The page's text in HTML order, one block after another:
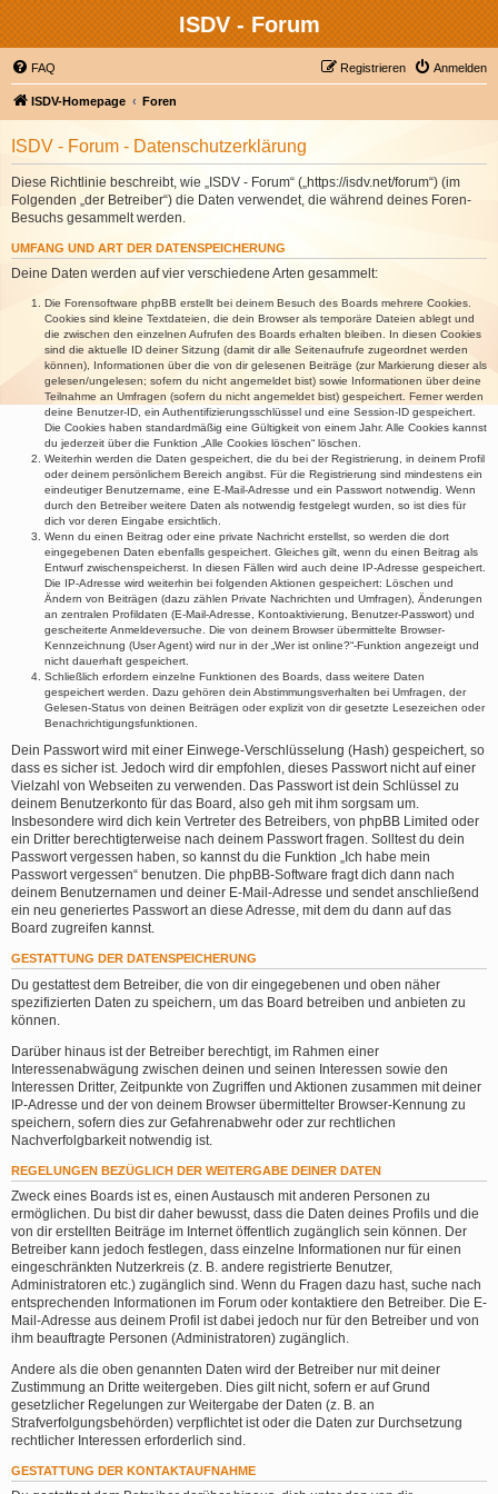
ISDV - Forum
FAQ Anmelden
Registrieren
ISDV-Homepage Foren
ISDV - Forum - Datenschutzerklärung
Diese Richtlinie beschreibt, wie „ISDV - Forum“ („https://isdv.net/forum“) (im
Folgenden „der Betreiber“) die Daten verwendet, die während deines Foren-
Besuchs gesammelt werden.
UMFANG UND ART DER DATENSPEICHERUNG
Deine Daten werden auf vier verschiedene Arten gesammelt:
Die Forensoftware phpBB erstellt bei deinem Besuch des Boards mehrere Cookies.
Cookies sind kleine Textdateien, die dein Browser als temporäre Dateien ablegt und
die zwischen den einzelnen Aufrufen des Boards erhalten bleiben. In diesen Cookies
sind die aktuelle ID deiner Sitzung (damit dir alle Seitenaufrufe zugeordnet werden
können), Informationen über die von dir gelesenen Beiträge (zur Markierung dieser als
gelesen/ungelesen; sofern du nicht angemeldet bist) sowie Informationen über deine
Teilnahme an Umfragen (sofern du nicht angemeldet bist) gespeichert. Ferner werden
deine Benutzer-ID, ein Authentifizierungsschlüssel und eine Session-ID gespeichert.
Die Cookies haben standardmäßig eine Gültigkeit von einem Jahr. Alle Cookies kannst
du jederzeit über die Funktion „Alle Cookies löschen“ löschen.
Weiterhin werden die Daten gespeichert, die du bei der Registrierung, in deinem Profil
oder deinem persönlichem Bereich angibst. Für die Registrierung sind mindestens ein
eindeutiger Benutzername, eine E-Mail-Adresse und ein Passwort notwendig. Wenn
durch den Betreiber weitere Daten als notwendig festgelegt wurden, so ist dies für
dich vor deren Eingabe ersichtlich.
Wenn du einen Beitrag oder eine private Nachricht erstellst, so werden die dort
eingegebenen Daten ebenfalls gespeichert. Gleiches gilt, wenn du einen Beitrag als
Entwurf zwischenspeicherst. In diesen Fällen wird auch deine IP-Adresse gespeichert.
Die IP-Adresse wird weiterhin bei folgenden Aktionen gespeichert: Löschen und
Ändern von Beiträgen (dazu zählen Private Nachrichten und Umfragen), Änderungen
an zentralen Profildaten (E-Mail-Adresse, Kontoaktivierung, Benutzer-Passwort) und
gescheiterte Anmeldeversuche. Die von deinem Browser übermittelte Browser-
Kennzeichnung (User Agent) wird nur in der „Wer ist online?“-Funktion angezeigt und
nicht dauerhaft gespeichert.
Schließlich erfordern einzelne Funktionen des Boards, dass weitere Daten
gespeichert werden. Dazu gehören dein Abstimmungsverhalten bei Umfragen, der
Gelesen-Status von deinen Beiträgen oder explizit von dir gesetzte Lesezeichen oder
Benachrichtigungsfunktionen.
Dein Passwort wird mit einer Einwege-Verschlüsselung (Hash) gespeichert, so
dass es sicher ist. Jedoch wird dir empfohlen, dieses Passwort nicht auf einer
Vielzahl von Webseiten zu verwenden. Das Passwort ist dein Schlüssel zu
deinem Benutzerkonto für das Board, also geh mit ihm sorgsam um.
Insbesondere wird dich kein Vertreter des Betreibers, von phpBB Limited oder
ein Dritter berechtigterweise nach deinem Passwort fragen. Solltest du dein
Passwort vergessen haben, so kannst du die Funktion „Ich habe mein
Passwort vergessen“ benutzen. Die phpBB-Software fragt dich dann nach
deinem Benutzernamen und deiner E-Mail-Adresse und sendet anschließend
ein neu generiertes Passwort an diese Adresse, mit dem du dann auf das
Board zugreifen kannst.
GESTATTUNG DER DATENSPEICHERUNG
Du gestattest dem Betreiber, die von dir eingegebenen und oben näher
spezifizierten Daten zu speichern, um das Board betreiben und anbieten zu
können.
Darüber hinaus ist der Betreiber berechtigt, im Rahmen einer
Interessenabwägung zwischen deinen und seinen Interessen sowie den
Interessen Dritter, Zeitpunkte von Zugriffen und Aktionen zusammen mit deiner
IP-Adresse und der von deinem Browser übermittelter Browser-Kennung zu
speichern, sofern dies zur Gefahrenabwehr oder zur rechtlichen
Nachverfolgbarkeit notwendig ist.
REGELUNGEN BEZÜGLICH DER WEITERGABE DEINER DATEN
Zweck eines Boards ist es, einen Austausch mit anderen Personen zu
ermöglichen. Du bist dir daher bewusst, dass die Daten deines Profils und die
von dir erstellten Beiträge im Internet öffentlich zugänglich sein können. Der
Betreiber kann jedoch festlegen, dass einzelne Informationen nur für einen
eingeschränkten Nutzerkreis (z. B. andere registrierte Benutzer,
Administratoren etc.) zugänglich sind. Wenn du Fragen dazu hast, suche nach
entsprechenden Informationen im Forum oder kontaktiere den Betreiber. Die E-
Mail-Adresse aus deinem Profil ist dabei jedoch nur für den Betreiber und von
ihm beauftragte Personen (Administratoren) zugänglich.
Andere als die oben genannten Daten wird der Betreiber nur mit deiner
Zustimmung an Dritte weitergeben. Dies gilt nicht, sofern er auf Grund
gesetzlicher Regelungen zur Weitergabe der Daten (z. B. an
Strafverfolgungsbehörden) verpflichtet ist oder die Daten zur Durchsetzung
rechtlicher Interessen erforderlich sind.
GESTATTUNG DER KONTAKTAUFNAHME